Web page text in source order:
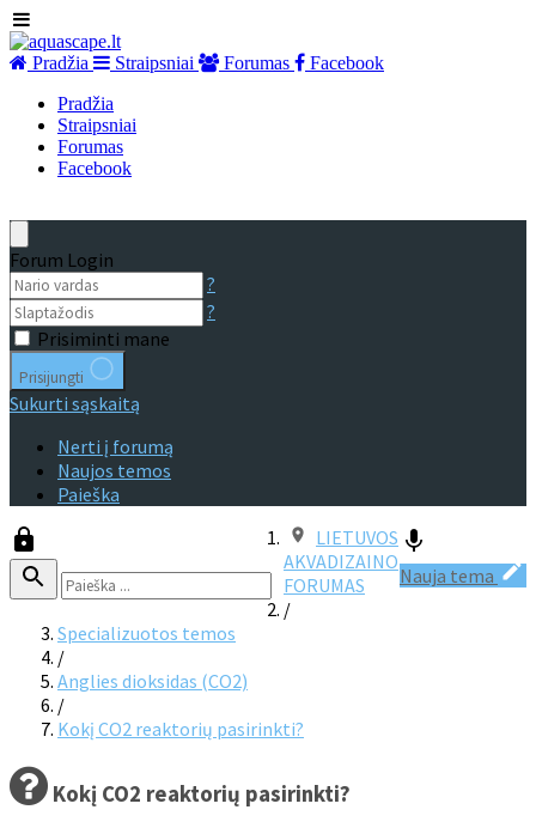
Pradžia Straipsniai Forumas
Facebook
Pradžia
Straipsniai
Forumas
Facebook
Forum Login
?
?
Prisiminti mane
Prisijungti
Sukurti sąskaitą
Nerti į forumą
Naujos temos
Paieška
Nauja tema
LIETUVOS
AKVADIZAINO
FORUMAS
/
Specializuotos temos
/
Anglies dioksidas (CO2)
/
Kokį CO2 reaktorių pasirinkti?
Kokį CO2 reaktorių pasirinkti?